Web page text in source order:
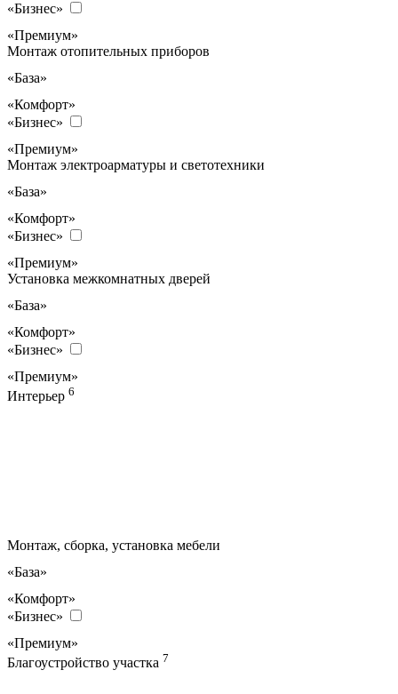
«Бизнес»
«Премиум»
Монтаж отопительных приборов
«База»
«Комфорт»
«Бизнес»
«Премиум»
Монтаж электроарматуры и светотехники
«База»
«Комфорт»
«Бизнес»
«Премиум»
Установка межкомнатных дверей
«База»
«Комфорт»
«Бизнес»
«Премиум»
Интерьер 6
Монтаж, сборка, установка мебели
«База»
«Комфорт»
«Бизнес»
«Премиум»
Благоустройство участка 7